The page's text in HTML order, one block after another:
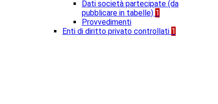
Dati società partecipate (da
pubblicare in tabelle) 1
Provvedimenti
Enti di diritto privato controllati 1